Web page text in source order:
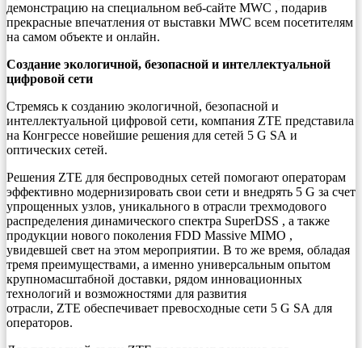
демонстрацию на специальном веб-сайте MWC , подарив
прекрасные впечатления от выставки MWC всем посетителям
на самом объекте и онлайн.
Создание экологичной, безопасной и интеллектуальной
цифровой сети
Стремясь к созданию экологичной, безопасной и
интеллектуальной цифровой сети, компания ZTE представила
на Конгрессе новейшие решения для сетей 5 G SA и
оптических сетей.
Решения ZTE для беспроводных сетей помогают операторам
эффективно модернизировать свои сети и внедрять 5 G за счет
упрощенных узлов, уникального в отрасли трехмодового
распределения динамического спектра SuperDSS , а также
продукции нового поколения FDD Massive MIMO ,
увидевшей свет на этом мероприятии. В то же время, обладая
тремя преимуществами, а именно универсальным опытом
крупномасштабной доставки, рядом инновационных
технологий и возможностями для развития
отрасли, ZTE обеспечивает превосходные сети 5 G SA для
операторов.